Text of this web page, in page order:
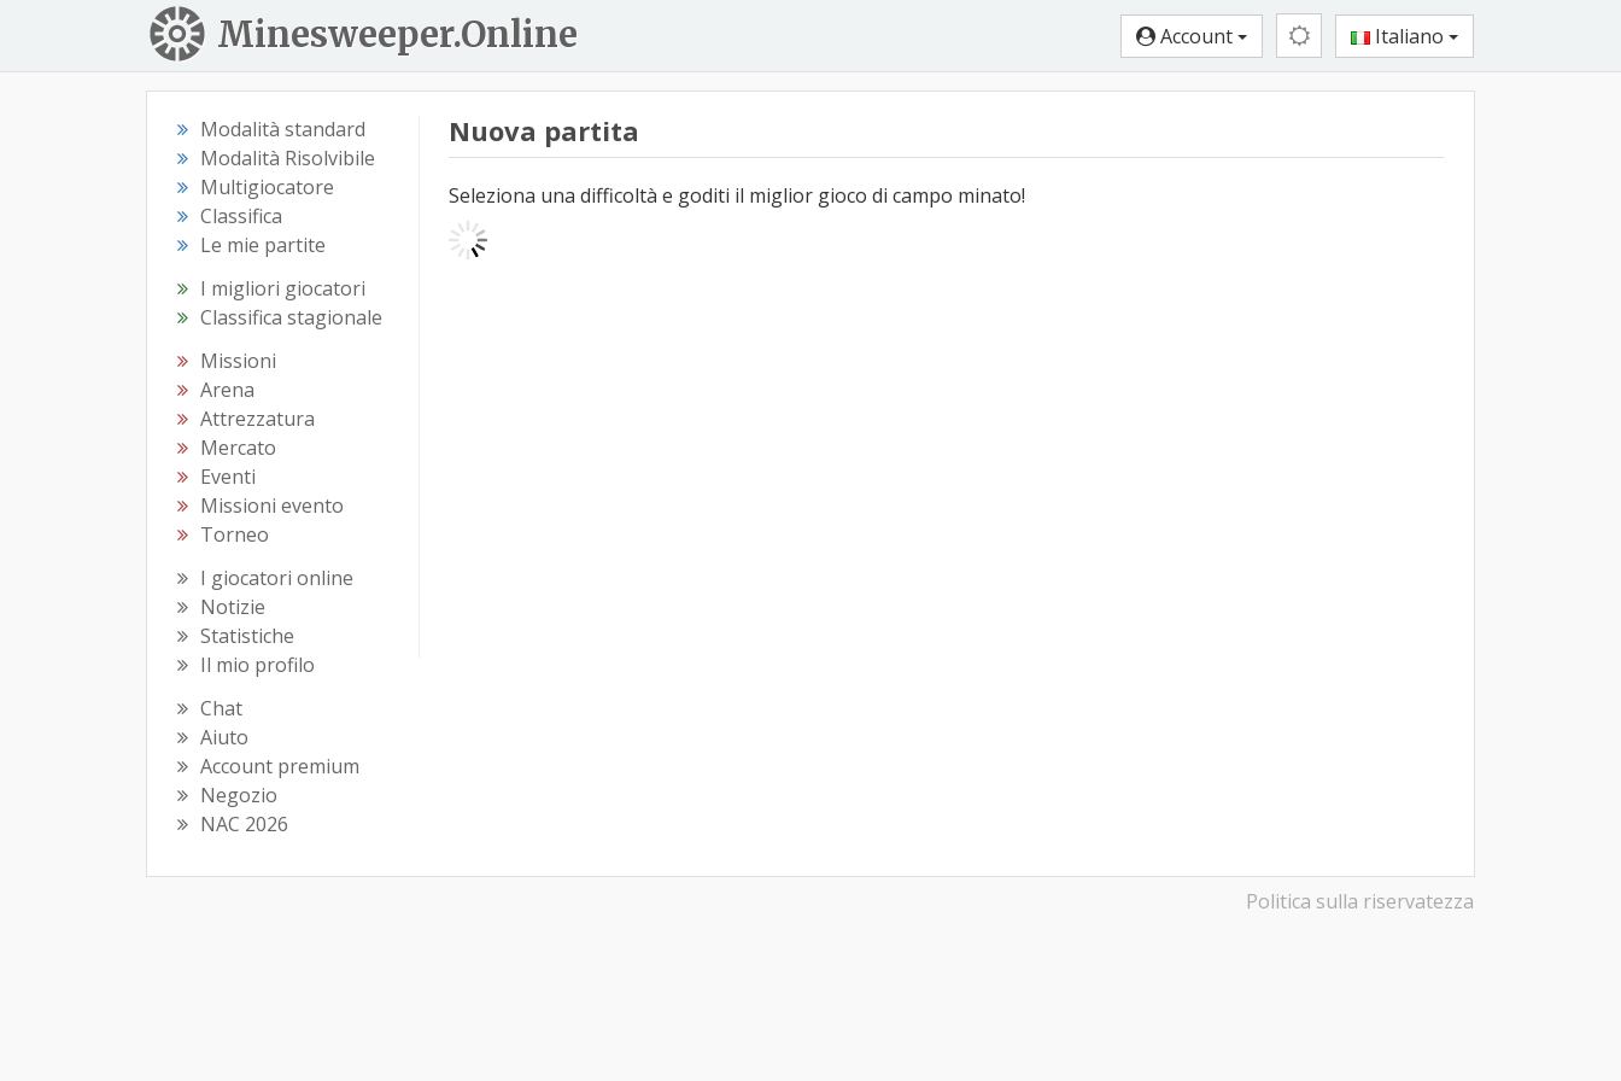
Minesweeper.Online Account Italiano
Modalità standard
Modalità Risolvibile
Multigiocatore
Classifica
Le mie partite
I migliori giocatori
Classifica stagionale
Missioni
Arena
Attrezzatura
Mercato
Eventi
Missioni evento
Torneo
I giocatori online
Notizie
Statistiche
Il mio profilo
Chat
Aiuto
Account premium
Negozio
NAC 2026
Nuova partita
Seleziona una difficoltà e goditi il miglior gioco di campo minato!
Politica sulla riservatezza